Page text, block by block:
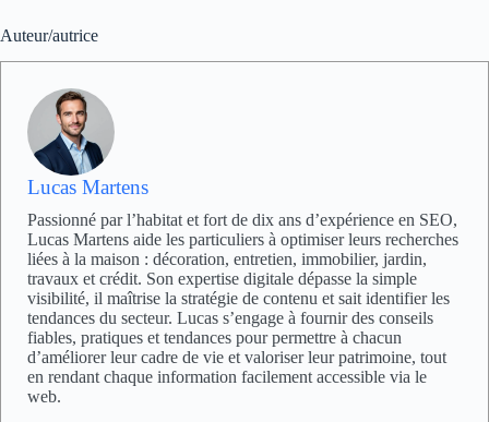
Auteur/autrice
Lucas Martens
Passionné par l’habitat et fort de dix ans d’expérience en SEO,
Lucas Martens aide les particuliers à optimiser leurs recherches
liées à la maison : décoration, entretien, immobilier, jardin,
travaux et crédit. Son expertise digitale dépasse la simple
visibilité, il maîtrise la stratégie de contenu et sait identifier les
tendances du secteur. Lucas s’engage à fournir des conseils
fiables, pratiques et tendances pour permettre à chacun
d’améliorer leur cadre de vie et valoriser leur patrimoine, tout
en rendant chaque information facilement accessible via le
web.